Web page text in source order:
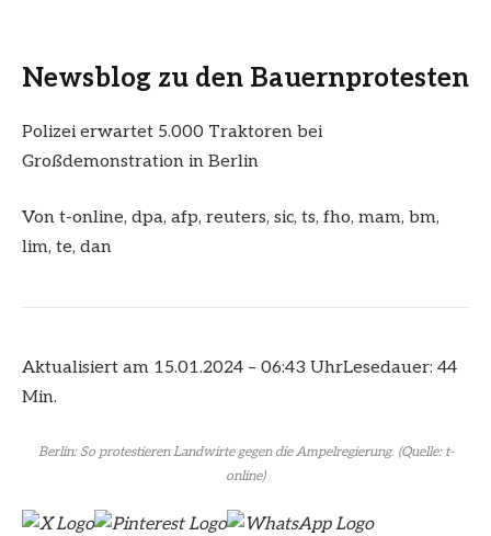
Newsblog zu den Bauernprotesten
Polizei erwartet 5.000 Traktoren bei
Großdemonstration in Berlin
Von t-online, dpa, afp, reuters, sic, ts, fho, mam, bm,
lim, te, dan
Aktualisiert am 15.01.2024 – 06:43 UhrLesedauer: 44
Min.
Berlin: So protestieren Landwirte gegen die Ampelregierung. (Quelle: t-
online)